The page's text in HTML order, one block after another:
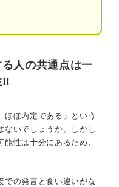
考えておく
聞ける逆質問を考える
職の最終面接を合格す
人の共通点は一
!!
ほぼ内定である」という
ないでしょうか。しかし
性は十分にあるため、
での発言と食い違いがな
通点は一次・二次面接と
接はほぼ内定って本